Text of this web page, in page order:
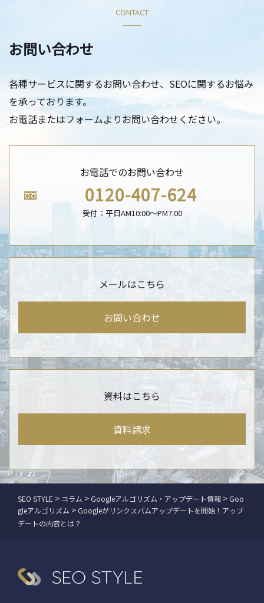
CONTACT
お問い合わせ
各種サービスに関するお問い合わせ、SEOに関するお悩み
を承っております。
お電話またはフォームよりお問い合わせください。
お電話でのお問い合わせ
0120-407-624
受付：平日AM10:00〜PM7:00
メールはこちら
お問い合わせ
資料はこちら
資料請求
SEO STYLE > コラム > Googleアルゴリズム・アップデート情報 > Goo
gleアルゴリズム > Googleがリンクスパムアップデートを開始！アップ
デートの内容とは？